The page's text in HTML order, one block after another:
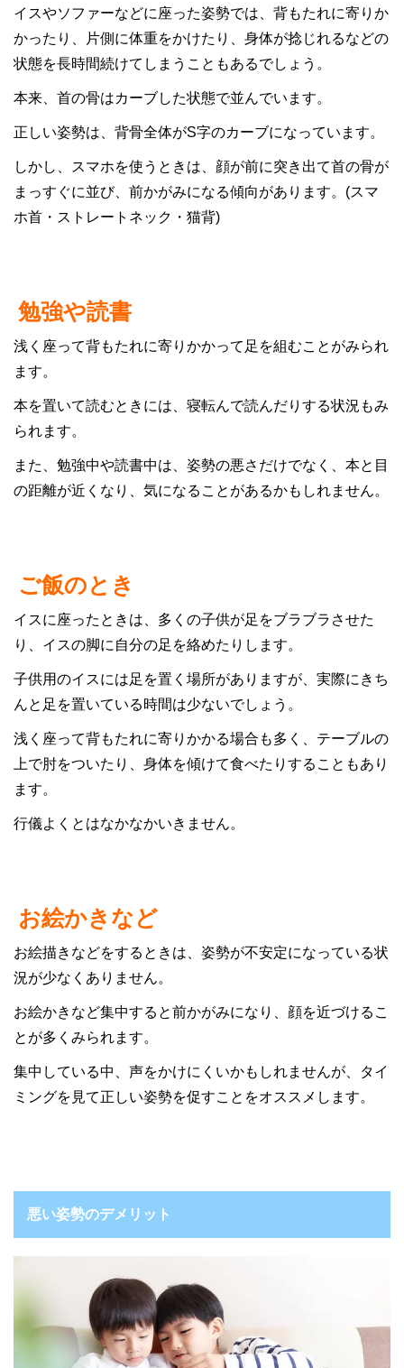
イスやソファーなどに座った姿勢では、背もたれに寄りか
かったり、片側に体重をかけたり、身体が捻じれるなどの
状態を長時間続けてしまうこともあるでしょう。
本来、首の骨はカーブした状態で並んでいます。
正しい姿勢は、背骨全体がS字のカーブになっています。
しかし、スマホを使うときは、顔が前に突き出て首の骨が
まっすぐに並び、前かがみになる傾向があります。(スマ
ホ首・ストレートネック・猫背)
勉強や読書
浅く座って背もたれに寄りかかって足を組むことがみられ
ます。
本を置いて読むときには、寝転んで読んだりする状況もみ
られます。
また、勉強中や読書中は、姿勢の悪さだけでなく、本と目
の距離が近くなり、気になることがあるかもしれません。
ご飯のとき
イスに座ったときは、多くの子供が足をブラブラさせた
り、イスの脚に自分の足を絡めたりします。
子供用のイスには足を置く場所がありますが、実際にきち
んと足を置いている時間は少ないでしょう。
浅く座って背もたれに寄りかかる場合も多く、テーブルの
上で肘をついたり、身体を傾けて食べたりすることもあり
ます。
行儀よくとはなかなかいきません。
お絵かきなど
お絵描きなどをするときは、姿勢が不安定になっている状
況が少なくありません。
お絵かきなど集中すると前かがみになり、顔を近づけるこ
とが多くみられます。
集中している中、声をかけにくいかもしれませんが、タイ
ミングを見て正しい姿勢を促すことをオススメします。
悪い姿勢のデメリット